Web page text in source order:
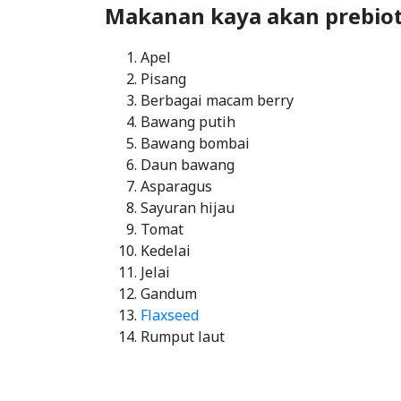
Makanan kaya akan
Apel
Pisang
Berbagai macam berry
Bawang putih
Bawang bombai
Daun bawang
Asparagus
Sayuran hijau
Tomat
Kedelai
Jelai
Gandum
Flaxseed
Rumput laut